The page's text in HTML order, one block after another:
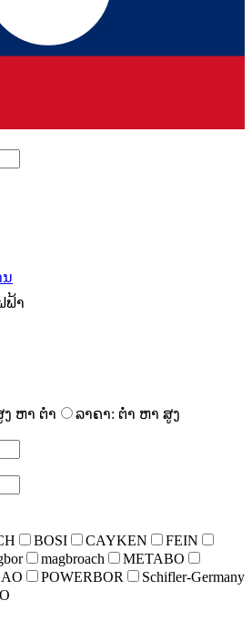
ນ​
ຟ້າ
ງ ຫາ ຕໍ່າ
ລາຄາ: ຕໍ່າ ຫາ ສູງ
BOSI CAYKEN
FEIN
magbroach
METABO
POWERBOR
Schifler-Germany